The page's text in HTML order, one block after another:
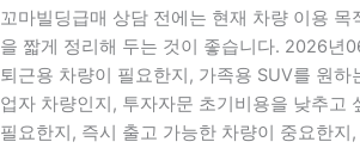
꼬마빌딩급매 상담 전에는 현재 차량 이용 목
을 짧게 정리해 두는 것이 좋습니다. 2026년
퇴근용 차량이 필요한지, 가족용 SUV를 원하
업자 차량인지, 투자자문 초기비용을 낮추고
필요한지, 즉시 출고 가능한 차량이 중요한지